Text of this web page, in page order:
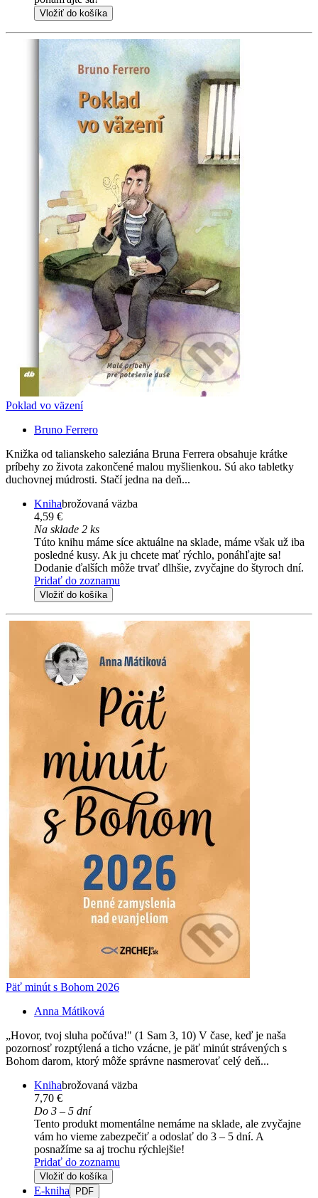
Vložiť do košíka
Poklad vo väzení
Bruno Ferrero
Knižka od talianskeho saleziána Bruna Ferrera obsahuje krátke
príbehy zo života zakončené malou myšlienkou. Sú ako tabletky
duchovnej múdrosti. Stačí jedna na deň...
Knihabrožovaná väzba
4,59 €
Na sklade 2 ks
Túto knihu máme síce aktuálne na sklade, máme však už iba
posledné kusy. Ak ju chcete mať rýchlo, ponáhľajte sa!
Dodanie ďalších môže trvať dlhšie, zvyčajne do štyroch dní.
Pridať do zoznamu
Vložiť do košíka
Päť minút s Bohom 2026
Anna Mátiková
„Hovor, tvoj sluha počúva!" (1 Sam 3, 10) V čase, keď je naša
pozornosť rozptýlená a ticho vzácne, je päť minút strávených s
Bohom darom, ktorý môže správne nasmerovať celý deň...
Knihabrožovaná väzba
7,70 €
Do 3 – 5 dní
Tento produkt momentálne nemáme na sklade, ale zvyčajne
vám ho vieme zabezpečiť a odoslať do 3 – 5 dní. A
posnažíme sa aj trochu rýchlejšie!
Pridať do zoznamu
Vložiť do košíka
E-kniha PDF